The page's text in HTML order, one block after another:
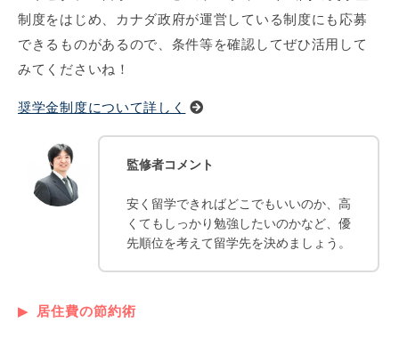
制度をはじめ、カナダ政府が運営している制度にも応募
できるものがあるので、条件等を確認してぜひ活用して
みてくださいね！
奨学金制度について詳しく
監修者コメント
安く留学できればどこでもいいのか、高
くてもしっかり勉強したいのかなど、優
先順位を考えて留学先を決めましょう。
居住費の節約術